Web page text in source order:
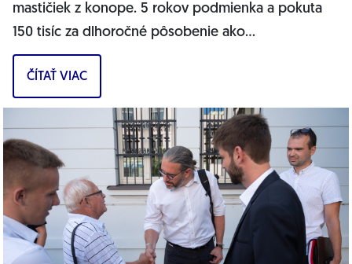
mastičiek z konope. 5 rokov podmienka a pokuta
150 tisíc za dlhoročné pôsobenie ako
skorumpovaný sudca. 3 roky podmienka za
sexuálne...
ČÍTAŤ VIAC